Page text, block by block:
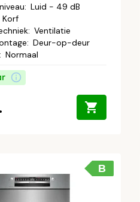
: Luid - 49 dB
Korf
: Ventilatie
: Deur-op-deur
: Normaal
B